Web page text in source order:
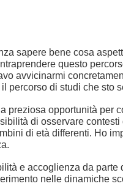
sapere bene cosa
questo
avvicinarmi
percorso di studi che sto
preziosa opportunità per
di osservare contesti
di età differenti. Ho
e accoglienza da parte
nelle dinamiche